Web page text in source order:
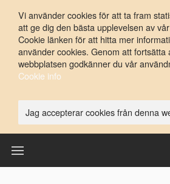
Vi använder cookies för att ta fram
att ge dig den bästa upplevelsen av
Cookie länken för att hitta mer
använder cookies. Genom att fortsätta
webbplatsen godkänner du vår
Cookie info
Jag accepterar cookies från denna